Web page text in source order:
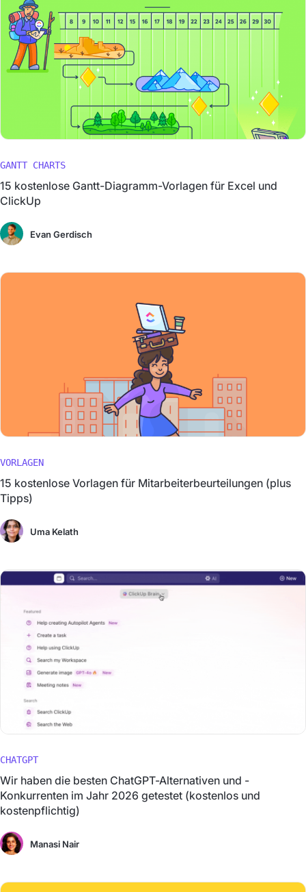
GANTT CHARTS
15 kostenlose Gantt-Diagramm-Vorlagen für Excel und
ClickUp
Evan Gerdisch
VORLAGEN
15 kostenlose Vorlagen für Mitarbeiterbeurteilungen (plus
Tipps)
Uma Kelath
CHATGPT
Wir haben die besten ChatGPT-Alternativen und -
Konkurrenten im Jahr 2026 getestet (kostenlos und
kostenpflichtig)
Manasi Nair